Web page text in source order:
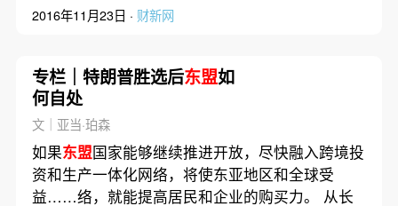
2016年11月23日 · 财新网
专栏｜特朗普胜选后东盟如
何自处
文｜亚当·珀森
如果东盟国家能够继续推进开放，尽快融入跨境投
资和生产一体化网络，将使东亚地区和全球受
益……络，就能提高居民和企业的购买力。 从长